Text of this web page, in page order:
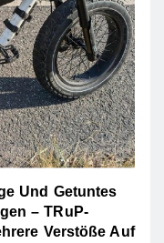
Und Getuntes
– TRuP-
Verstöße Auf